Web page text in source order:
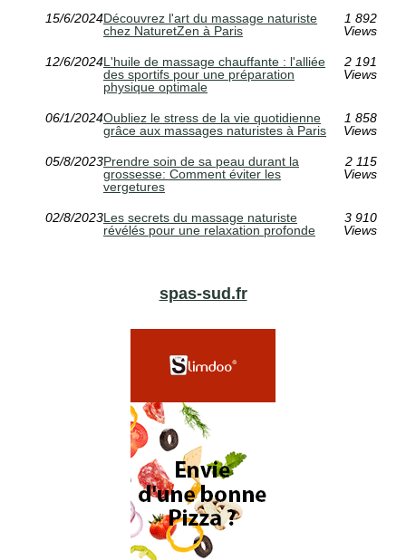
15/6/2024Découvrez l'art du massage naturiste
chez NaturetZen à Paris
1 892
Views
12/6/2024L'huile de massage chauffante : l'alliée
des sportifs pour une préparation
physique optimale
2 191
Views
06/1/2024Oubliez le stress de la vie quotidienne
grâce aux massages naturistes à Paris
1 858
Views
05/8/2023Prendre soin de sa peau durant la
grossesse: Comment éviter les
vergetures
2 115
Views
02/8/2023Les secrets du massage naturiste
révélés pour une relaxation profonde
3 910
Views
spas-sud.fr